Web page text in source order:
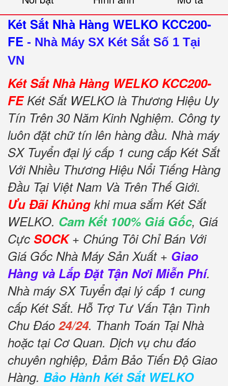
Két Sắt Nhà Hàng WELKO KCC200-
FE - Nhà Máy SX Két Sắt Số 1 Tại
VN
Két Sắt Nhà Hàng WELKO KCC200-
FEKét Sắt WELKO là Thương Hiệu Uy
Tín Trên 30 Năm Kinh Nghiệm. Công ty
luôn đặt chữ tín lên hàng đầu. Nhà máy
SX Tuyển đại lý cấp 1 cung cấp Két Sắt
Với Nhiều Thương Hiệu Nổi Tiếng Hàng
Đầu Tại Việt Nam Và Trên Thế Giới.
Ưu Đãi Khủng khi mua sắm Két Sắt
WELKO. Cam Kết 100% Giá Gốc, Giá
Cực SOCK+ Chúng Tôi Chỉ Bán Với
Giá Gốc Nhà Máy Sản Xuất + Giao
Hàng và Lắp Đặt Tận Nơi Miễn Phí.
Nhà máy SX Tuyển đại lý cấp 1 cung
cấp Két Sắt. Hỗ Trợ Tư Vấn Tận Tình
Chu Đáo 24/24. Thanh Toán Tại Nhà
hoặc tại Cơ Quan. Dịch vụ chu đáo
chuyên nghiệp, Đảm Bảo Tiến Độ Giao
Hàng. Bảo Hành Két Sắt WELKO